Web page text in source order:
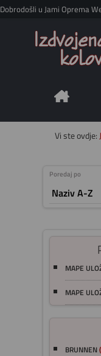
Dobrodošli u Jami Oprema
Vi ste ovdje:
Poredaj po
MAPE
MAPE
BRUNNEN